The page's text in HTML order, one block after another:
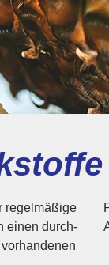
regelmäßige
einen durch­
dieselben